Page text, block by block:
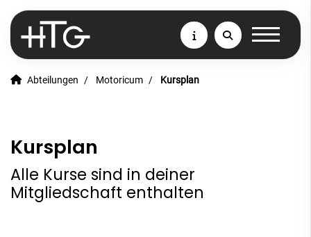
Abteilungen Motoricum Kursplan
Kursplan
Alle Kurse sind in deiner
Mitgliedschaft enthalten